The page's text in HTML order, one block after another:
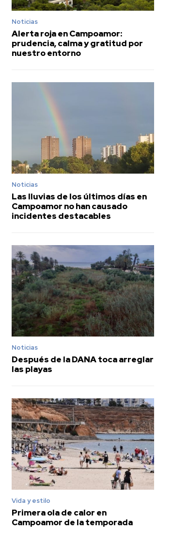
Noticias
Alerta roja en Campoamor:
prudencia, calma y gratitud por
nuestro entorno
Noticias
Las lluvias de los últimos días en
Campoamor no han causado
incidentes destacables
Noticias
Después de la DANA toca arreglar
las playas
Vida y estilo
Primera ola de calor en
Campoamor de la temporada